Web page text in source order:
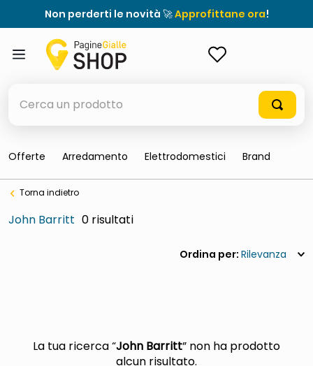
Non perderti le novità 🚀Approfittane ora!
meme
porta tv
elenco telefonico
Offerte Arredamento Elettrodomestici Brand
Torna indietro
John Barritt 0
Rilevanza
La tua ricerca “John Barritt” non ha prodotto
alcun risultato.